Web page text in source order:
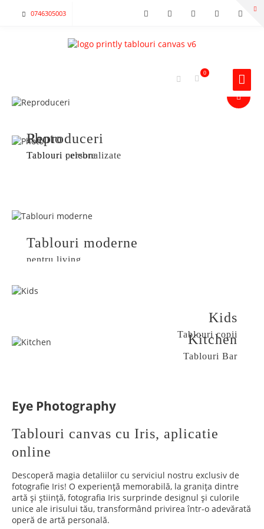
0746305003
0
Reproduceri
Tablouri celebre
Photo
Tablouri personalizate
Tablouri moderne
pentru living
Kids
Tablouri copii
Kitchen
Tablouri Bar
Eye Photography
Tablouri canvas cu Iris, aplicatie
online
Descoperă magia detaliilor cu serviciul nostru exclusiv de
fotografie Iris! O experiență memorabilă, la granița dintre
artă și știință, fotografia Iris surprinde designul și culorile
unice ale irisului tău, transformând privirea într-o adevărată
operă de artă personală.